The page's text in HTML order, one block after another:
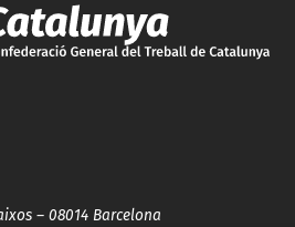
– 08014 Barcelona